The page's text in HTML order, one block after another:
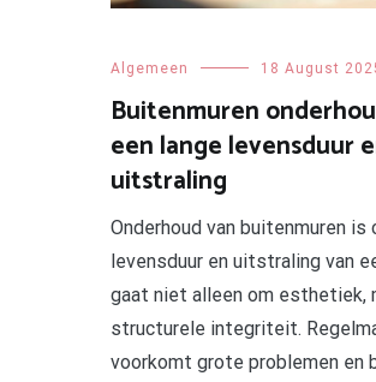
Algemeen 18 August
Buitenmuren
een lange levensduur
uitstraling
Onderhoud van buitenmuren is
levensduur en uitstraling van
gaat niet alleen om esthetiek,
structurele integriteit.
voorkomt grote problemen en